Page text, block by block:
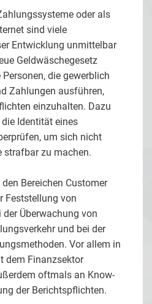
oder als
sind viele
Entwicklung unmittelbar
Geldwäschegesetz
die gewerblich
Zahlungen ausführen,
einzuhalten. Dazu
Identität eines
um sich nicht
strafbar zu machen.
Bereichen Customer
Feststellung von
Überwachung von
und bei der
Vor allem in
dem Finanzsektor
oftmals an Know-
der Berichtspflichten.